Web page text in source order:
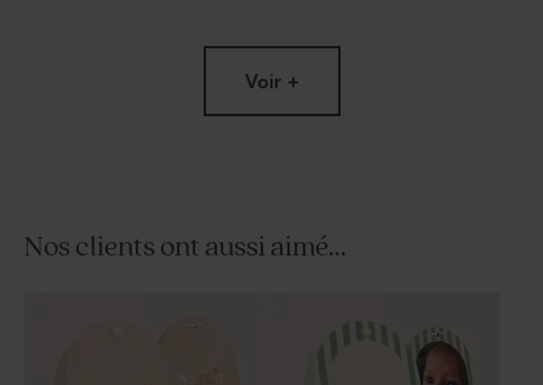
Voir +
Nos clients ont aussi aimé...